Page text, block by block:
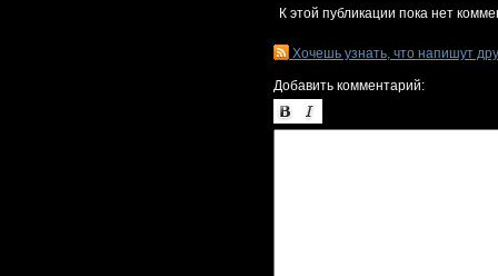
К этой публикации пока нет
Хочешь узнать, что напишут
Добавить комментарий: